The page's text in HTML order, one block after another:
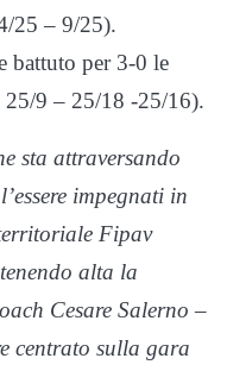
25 – 9/25).
battuto per 3-0 le
9 – 25/18 -25/16).
sta attraversando
impegnati in
Fipav
alta la
Cesare Salerno –
centrato sulla gara